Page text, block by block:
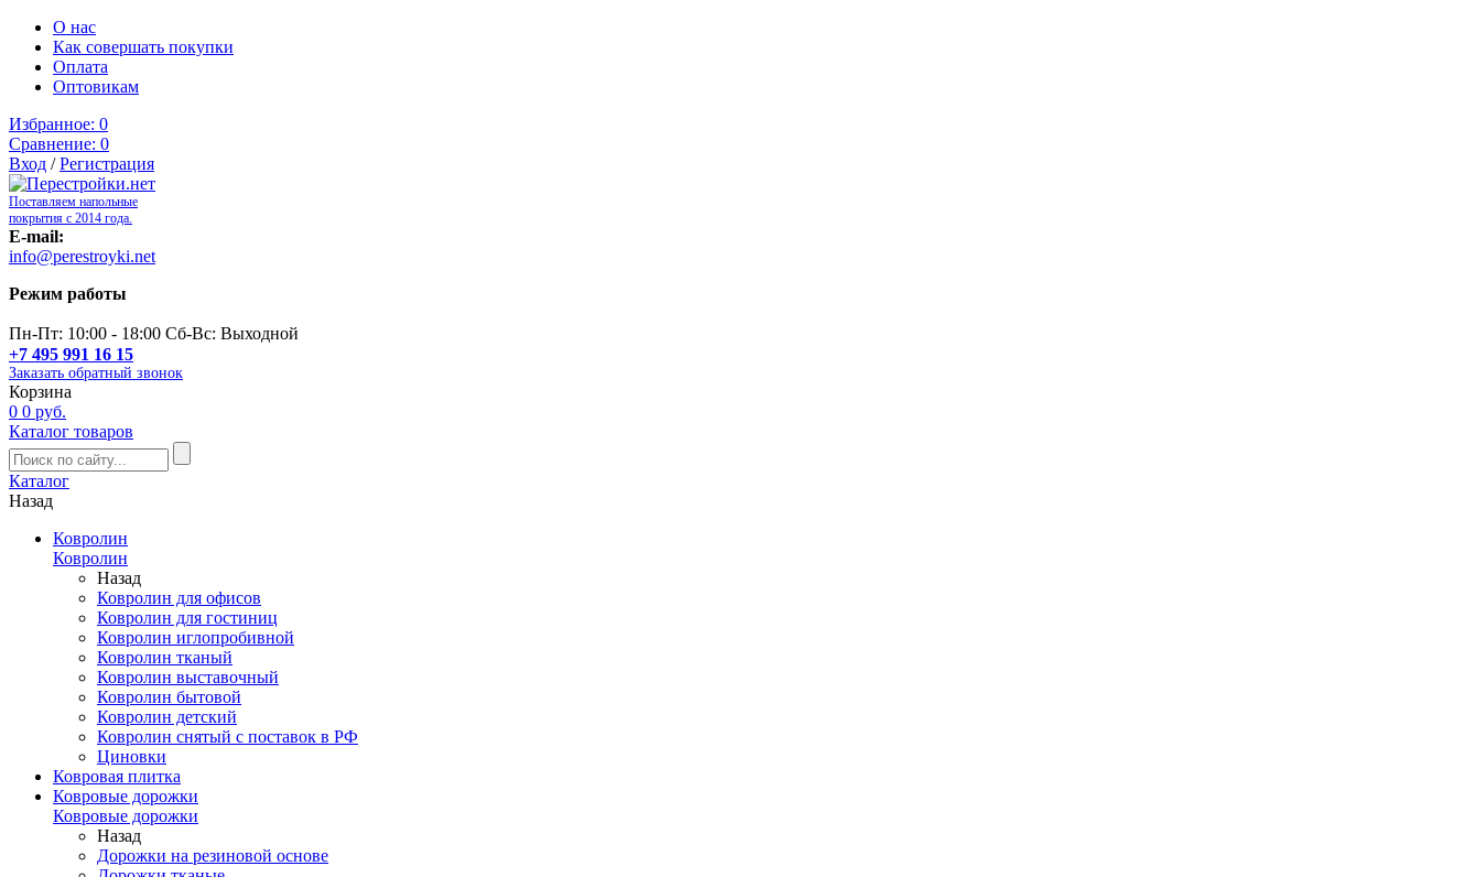
О нас
Как совершать покупки
Оплата
Оптовикам
Избранное: 0
Сравнение: 0
Вход /Регистрация
Поставляем напольные
покрытия с 2014 года.
E-mail:
info@perestroyki.net
Режим работы
Пн-Пт: 10:00 - 18:00 Сб-Вс: Выходной
+7 495 991 16 15
Заказать обратный звонок
Корзина
0 0 руб.
Каталог товаров
Каталог
Назад
Ковролин
Ковролин
Назад
Ковролин для офисов
Ковролин для гостиниц
Ковролин иглопробивной
Ковролин тканый
Ковролин выставочный
Ковролин бытовой
Ковролин детский
Ковролин снятый с поставок в РФ
Циновки
Ковровая плитка
Ковровые дорожки
Ковровые дорожки
Назад
Дорожки на резиновой основе